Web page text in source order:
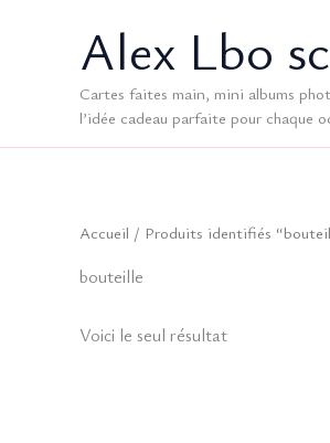
Alex Lbo
Cartes faites main, mini albums
l’idée cadeau parfaite pour chaque
Accueil / Produits identifiés
bouteille
Voici le seul résultat